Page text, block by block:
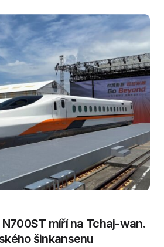
míří na Tchaj-wan.
šinkansenu